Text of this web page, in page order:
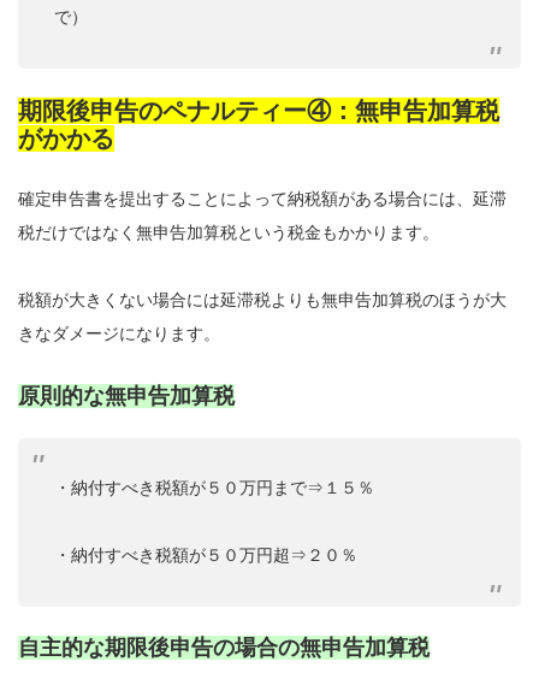
で）
期限後申告のペナルティー④：無申告加算税
がかかる
確定申告書を提出することによって納税額がある場合には、延滞
税だけではなく無申告加算税という税金もかかります。
税額が大きくない場合には延滞税よりも無申告加算税のほうが大
きなダメージになります。
原則的な無申告加算税
・納付すべき税額が５０万円まで⇒１５％
・納付すべき税額が５０万円超⇒２０％
自主的な期限後申告の場合の無申告加算税